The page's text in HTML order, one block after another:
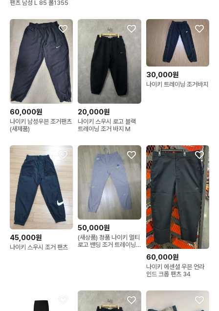
팬츠 남성 L 85 폴1355
60,000원
나이키 남성우븐 조거팬츠
(새제품)
20,000원
나이키 스우시 로고 블랙
트레이닝 조거 바지 M
30,000원
나이키 트레이닝 조거바지
45,000원
나이키 스우시 조거 팬츠
50,000원
(새상품) 정품 나이키 멀티
로고 밴딩 조거 트레이닝
60,000원
나이키 에센셜 우븐 언라
인드 크롭 팬츠 34